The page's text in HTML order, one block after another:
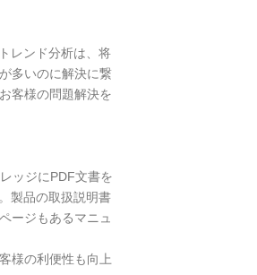
レンド分析は、将
多いのに解決に繋
客様の問題解決を
ッジにPDF文書を
製品の取扱説明書
ージもあるマニュ
様の利便性も向上